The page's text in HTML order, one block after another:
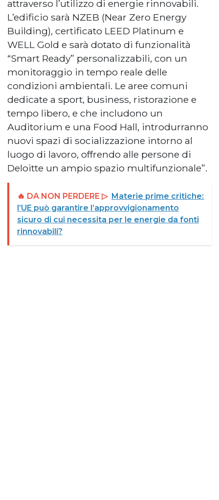
attraverso l’utilizzo di energie rinnovabili.
L’edificio sarà NZEB (Near Zero Energy
Building), certificato LEED Platinum e
WELL Gold e sarà dotato di funzionalità
“Smart Ready” personalizzabili, con un
monitoraggio in tempo reale delle
condizioni ambientali. Le aree comuni
dedicate a sport, business, ristorazione e
tempo libero, e che includono un
Auditorium e una Food Hall, introdurranno
nuovi spazi di socializzazione intorno al
luogo di lavoro, offrendo alle persone di
Deloitte un ampio spazio multifunzionale”.
🔥 DA NON PERDERE ▷ Materie prime critiche:
l’UE può garantire l’approvvigionamento
sicuro di cui necessita per le energie da fonti
rinnovabili?